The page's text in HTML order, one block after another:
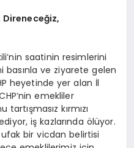
Direneceğiz,
saatinin resimlerini
basınla ve ziyarete gelen
heyetinde yer alan İl
emekliler
kırmızı
iş kazlarında ölüyor.
bir vicdan belirtisi